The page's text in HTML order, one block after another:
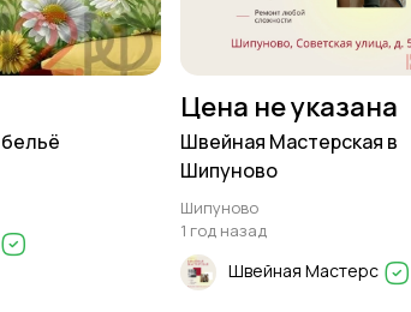
Цена не указана
Швейная Мастерская в
Шипуново
Шипуново
1 год назад
Швейная Мастерс